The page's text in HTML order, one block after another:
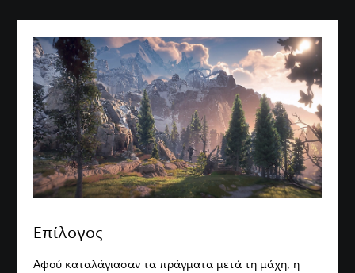
Επίλογος
Αφού καταλάγιασαν τα πράγματα μετά τη μάχη, η